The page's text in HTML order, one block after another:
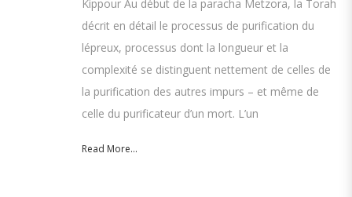
Kippour Au début de la paracha Metzora, la Torah
décrit en détail le processus de purification du
lépreux, processus dont la longueur et la
complexité se distinguent nettement de celles de
la purification des autres impurs – et même de
celle du purificateur d’un mort. L’un
Read More...